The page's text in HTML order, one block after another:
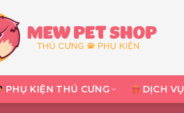
PHỤ KIỆN THÚ CƯNG DỊCH VỤ